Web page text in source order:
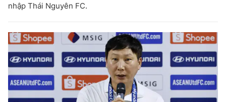
nhập Thái Nguyên FC.